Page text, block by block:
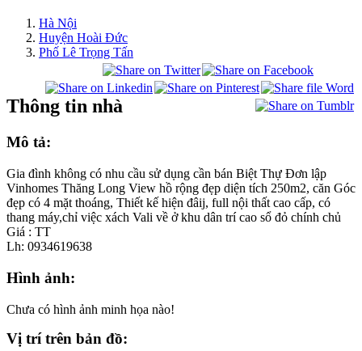
Hà Nội
Huyện Hoài Đức
Phố Lê Trọng Tấn
Thông tin nhà
Mô tả:
Gia đình không có nhu cầu sử dụng cần bán Biệt Thự Đơn lập
Vinhomes Thăng Long View hồ rộng đẹp diện tích 250m2, căn Góc
đẹp có 4 mặt thoáng, Thiết kế hiện đâij, full nội thất cao cấp, có
thang máy,chỉ việc xách Vali về ở khu dân trí cao sổ đỏ chính chủ
Giá : TT
Lh: 0934619638
Hình ảnh:
Chưa có hình ảnh minh họa nào!
Vị trí trên bản đồ: